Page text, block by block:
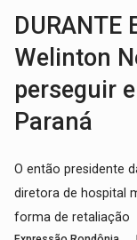
DURANTE
Welinton
perseguir
Paraná
O então presidente
diretora de hospital
forma de retaliação